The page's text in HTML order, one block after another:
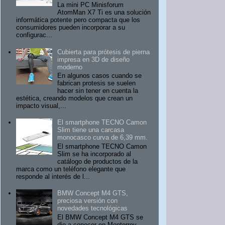
La mini PC Minisforum
AtomMan X7 Ti es una solución
informática potente pero compacta que los
consumidores pueden incorporar a su
configurac...
Cubierta para prótesis de pierna
impresa en 3D de diseño
moderno
En algunos casos cuando se
fabrican protesis se suelen
hacer sin tener en cuenta la
estética, creando modelos que crean un
impacto visual,...
El smartphone TECNO Camon
Slim tiene una carcasa
monocasco curva de 6,39 mm.
El smartphone TECNO Camon
Slim se ha incorporado al
catálogo de productos de la
marca como un teléfono elegante que
responde al interés de l...
BMW Concept M4 GTS,
preciosa versión con
novedades tecnológicas
El BMW Concept M4 GTS se